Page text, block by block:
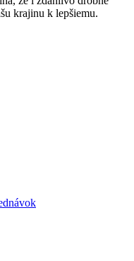
krajinu k lepšiemu.